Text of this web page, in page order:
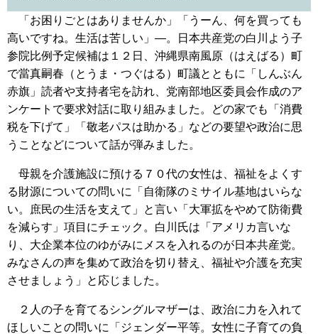
「お困りごとはありませんか」「うーん、何を買っても
高いですね。生活は苦しい」―。日本共産党の白川よう子
参院比例予定候補は１２日、沖縄県南風原（はえばる）町
で當真嗣春（とうま・つぐはる）町議とともに「しんぶん
赤旗」読者や支持者宅を訪れ、党南部地区委員会作成のア
ンケートで要求対話に取り組みました。どの家でも「消費
税を下げて」「敬老パスは助かる」などの要望や政治に思
うことなどについて話が弾みました。
母親を介護施設に預ける７０代の女性は、福祉をよくす
る財源についての問いに「自衛隊のミサイル基地はいらな
い。庶民の生活を支えて」と言い「大軍拡をやめて防衛費
を減らす」項目にチェック。白川氏は「アメリカ言いな
り、大企業本位のゆがみにメスを入れるのが日本共産党。
みなさんの声を集めて政治を切り替え、福祉や介護を充実
させましょう」と応じました。
２人の子を育てるシングルマザーは、政治に力を入れて
ほしいことの問いに「ジェンダー平等。女性に子育ての負